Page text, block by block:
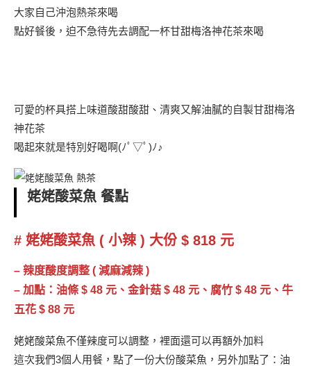
大家自己沖泡熱茶來喝
點好餐後，迫不急待先去調配一杯甘甜梅洛神花茶來喝
可愛的杯具搭上味道酸甜酸甜、清爽又解油膩的自製甘甜梅洛
神花茶
喝起來就是特別好喝啊(ﾉﾟ▽ﾟ)ﾉ♪
姥姥酸菜魚 餐點
# 姥姥酸菜魚 ( 小辣 ) 大份 $ 818 元
– 辣度酸度調整 ( 減麻減辣 )
– 加點：油條 $ 48 元、金針菇 $ 48 元、腐竹 $ 48 元、牛
五花 $ 88 元
姥姥酸菜魚不僅辣度可以調整，裡面還可以再額外加料
這次我們3個人用餐，點了一份大份酸菜魚，另外加點了：油